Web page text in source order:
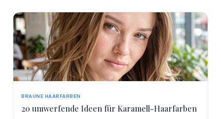
BRAUNE HAARFARBEN
20 umwerfende Ideen für Karamell-Haarfarben